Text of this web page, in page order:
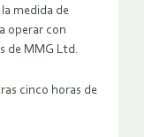
medida de
operar con
de MMG Ltd.
cinco horas de